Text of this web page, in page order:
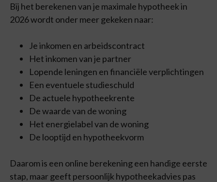
Bij het berekenen van je maximale hypotheek in
2026 wordt onder meer gekeken naar:
Je inkomen en arbeidscontract
Het inkomen van je partner
Lopende leningen en financiële verplichtingen
Een eventuele studieschuld
De actuele hypotheekrente
De waarde van de woning
Het energielabel van de woning
De looptijd en hypotheekvorm
Daarom is een online berekening een handige eerste
stap, maar geeft persoonlijk hypotheekadvies pas